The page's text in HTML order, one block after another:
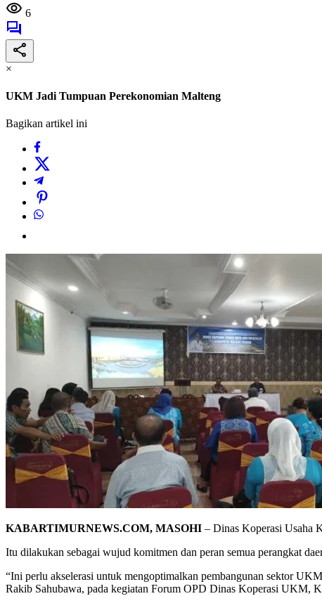
6
×
UKM Jadi Tumpuan Perekonomian Malteng
Bagikan artikel ini
KABARTIMURNEWS.COM, MASOHI – Dinas Koperasi Usaha
Itu dilakukan sebagai wujud komitmen dan peran semua perangkat
“Ini perlu akselerasi untuk mengoptimalkan pembangunan sektor
Rakib Sahubawa, pada kegiatan Forum OPD Dinas Koperasi UKM,